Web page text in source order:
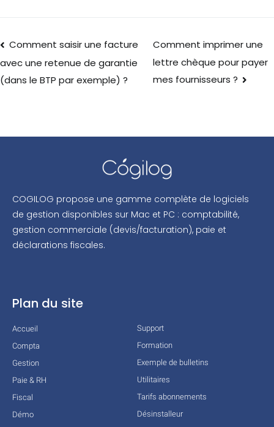
Comment saisir une facture
avec une retenue de garantie
(dans le BTP par exemple) ?
Comment imprimer une
lettre chèque pour payer
mes fournisseurs ?
COGILOG propose une gamme complète de logiciels
de gestion disponibles sur Mac et PC : comptabilité,
gestion commerciale (devis/facturation), paie et
déclarations fiscales.
Plan du site
Accueil
Compta
Gestion
Paie & RH
Fiscal
Démo
Support
Formation
Exemple de bulletins
Utilitaires
Tarifs abonnements
Désinstalleur